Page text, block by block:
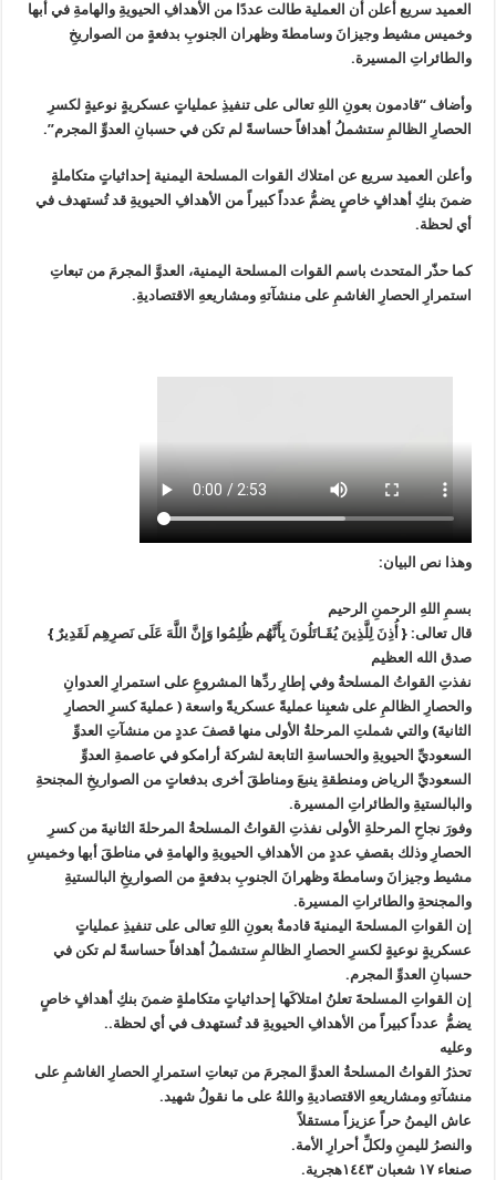
العميد سريع أعلن أن العملية طالت عددًا من الأهدافِ الحيويةِ والهامةِ في أبها
وخميس مشيط وجيزانَ وسامطةَ وظهران الجنوبِ بدفعةٍ من الصواريخِ
والطائراتِ المسيرة.
وأضاف “قادمون بعونِ اللهِ تعالى على تنفيذِ عملياتٍ عسكريةٍ نوعيةٍ لكسرِ
الحصارِ الظالمِ ستشملُ أهدافاً حساسةً لم تكن في حسبانِ العدوِّ المجرم”.
وأعلن العميد سريع عن امتلاك القوات المسلحة اليمنية إحداثياتٍ متكاملةٍ
ضمنَ بنكِ أهدافٍ خاصٍ يضمُّ عدداً كبيراً من الأهدافِ الحيويةِ قد تُستهدف في
أي لحظة.
كما حذّر المتحدث باسم القوات المسلحة اليمنية، العدوَّ المجرمَ من تبعاتِ
استمرارِ الحصارِ الغاشمِ على منشآتهِ ومشاريعهِ الاقتصاديةِ.
وهذا نص البيان:
بسمِ اللهِ الرحمنِ الرحيم
قال تعالى: { أُذِنَ لِلَّذِينَ يُقَـاتَلُونَ بِأَنَّهُم ظُلِمُوا وَإِنَّ اللَّهَ عَلَى نَصرِهِم لَقَدِيرٌ }
صدق الله العظيم
نفذتِ القواتُ المسلحةُ وفي إطارِ ردِّها المشروعِ على استمرارِ العدوانِ
والحصارِ الظالمِ على شعبِنا عمليةً عسكريةً واسعة ( عمليةَ كسرِ الحصارِ
الثانيةَ) والتي شملتِ المرحلةُ الأولى منها قصفَ عددٍ من منشآتِ العدوِّ
السعوديِّ الحيويةِ والحساسةِ التابعة لشركة أرامكو في عاصمةِ العدوِّ
السعوديِّ الرياض ومنطقةِ ينبعَ ومناطقَ أخرى بدفعاتٍ من الصواريخِ المجنحةِ
والبالستيةِ والطائراتِ المسيرة.
وفورَ نجاحِ المرحلةِ الأولى نفذتِ القواتُ المسلحةُ المرحلةَ الثانيةَ من كسرِ
الحصارِ وذلك بقصفِ عددٍ من الأهدافِ الحيويةِ والهامةِ في مناطقَ أبها وخميسِ
مشيط وجيزانَ وسامطةَ وظهرانَ الجنوبِ بدفعةٍ من الصواريخِ البالستيةِ
والمجنحةِ والطائراتِ المسيرة.
إن القواتِ المسلحةَ اليمنيةَ قادمةٌ بعونِ اللهِ تعالى على تنفيذِ عملياتٍ
عسكريةٍ نوعيةٍ لكسرِ الحصارِ الظالمِ ستشملُ أهدافاً حساسةً لم تكن في
حسبانِ العدوِّ المجرم.
إن القواتِ المسلحةَ تعلنُ امتلاكَها إحداثياتٍ متكاملةٍ ضمنَ بنكِ أهدافٍ خاصٍ
يضمُّ عدداً كبيراً من الأهدافِ الحيويةِ قد تُستهدف في أي لحظة..
وعليه
تحذرُ القواتُ المسلحةُ العدوَّ المجرمَ من تبعاتِ استمرارِ الحصارِ الغاشمِ على
منشآتهِ ومشاريعهِ الاقتصاديةِ واللهُ على ما نقولُ شهيد.
عاش اليمنُ حراً عزيزاً مستقلاً
والنصرُ لليمنِ ولكلِّ أحرارِ الأمة.
صنعاء ١٧ شعبان ١٤٤٣هجرية.